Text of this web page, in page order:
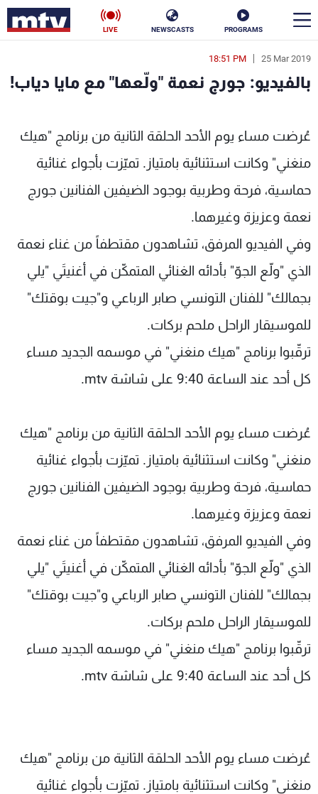
PROGRAMS
NEWSCASTS
LIVE
25 Mar 2019
18:51 PM
بالفيديو: جورج نعمة "ولّعها" مع مايا دياب!
عُرضت مساء يوم الأحد الحلقة الثانية من برنامج "هيك
منغني" وكانت استثنائية بامتياز. تميّزت بأجواء غنائية
حماسية، فرحة وطربية بوجود الضيفين الفنانين جورج
نعمة وعزيزة وغيرهما.
وفي الفيديو المرفق، تشاهدون مقتطفاً من غناء نعمة
الذي "ولّع الجوّ" بأدائه الغنائي المتمكّن في أغنيتَي "يلي
بجمالك" للفنان التونسي صابر الرباعي و"جيت بوقتك"
للموسيقار الراحل ملحم بركات.
ترقّبوا برنامج "هيك منغني" في موسمه الجديد مساء
كل أحد عند الساعة 9:40 على شاشة mtv.
عُرضت مساء يوم الأحد الحلقة الثانية من برنامج "هيك
منغني" وكانت استثنائية بامتياز. تميّزت بأجواء غنائية
حماسية، فرحة وطربية بوجود الضيفين الفنانين جورج
نعمة وعزيزة وغيرهما.
وفي الفيديو المرفق، تشاهدون مقتطفاً من غناء نعمة
الذي "ولّع الجوّ" بأدائه الغنائي المتمكّن في أغنيتَي "يلي
بجمالك" للفنان التونسي صابر الرباعي و"جيت بوقتك"
للموسيقار الراحل ملحم بركات.
ترقّبوا برنامج "هيك منغني" في موسمه الجديد مساء
كل أحد عند الساعة 9:40 على شاشة mtv.
عُرضت مساء يوم الأحد الحلقة الثانية من برنامج "هيك
منغني" وكانت استثنائية بامتياز. تميّزت بأجواء غنائية
en
الأخبار
سياسة ناس
إقتصاد فن
منوعات رياضة
كأس العالم
البرامج
شاهد البرامج
الترددات
لاعلاناتكم
شروط الإسـتخدام
سياسة الخصوصية